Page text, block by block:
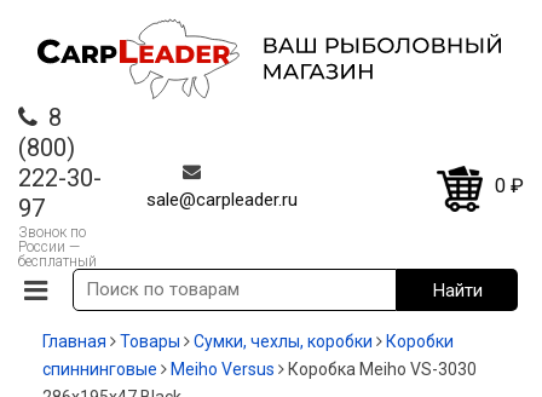
8
(800)
222-30-
97
Звонок по
России —
бесплатный
sale@carpleader.ru
0 ₽
Главная Товары Сумки, чехлы, коробки
Коробки
спиннинговые
Meiho Versus
Коробка Meiho VS-3030